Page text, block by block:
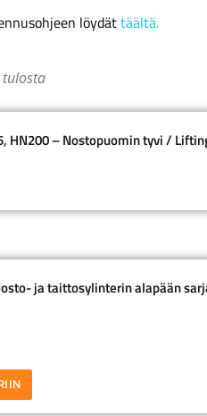
löydättäältä.
HN200 – Nostopuomin tyvi /
ja taittosylinterin alapään